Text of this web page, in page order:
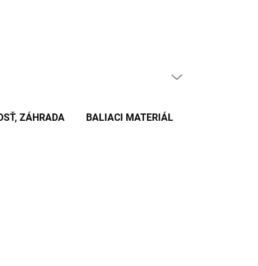
ZÁHRADA BALIACI MATERIÁL